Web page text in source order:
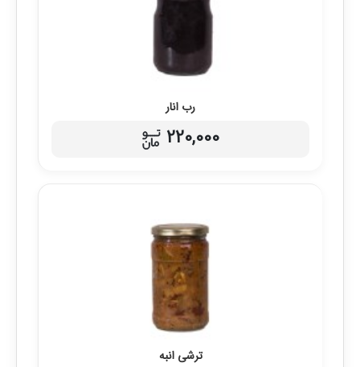
رب انار
220,000
ترشی انبه